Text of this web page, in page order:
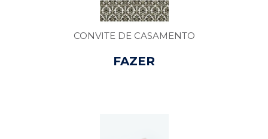
CONVITE DE CASAMENTO
FAZER